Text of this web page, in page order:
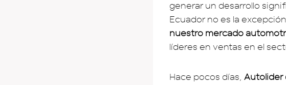
generar un desarrollo
Ecuador no es la excepción
nuestro mercado
líderes en ventas en el
Hace pocos días, Autolider